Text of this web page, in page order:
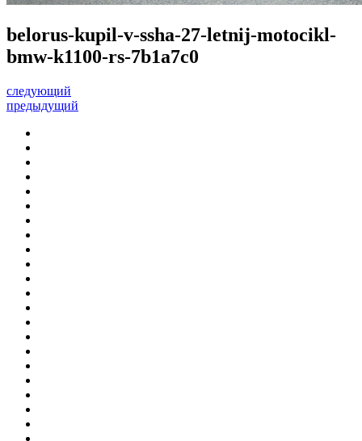
belorus-kupil-v-ssha-27-letnij-motocikl-
bmw-k1100-rs-7b1a7c0
следующий
предыдущий